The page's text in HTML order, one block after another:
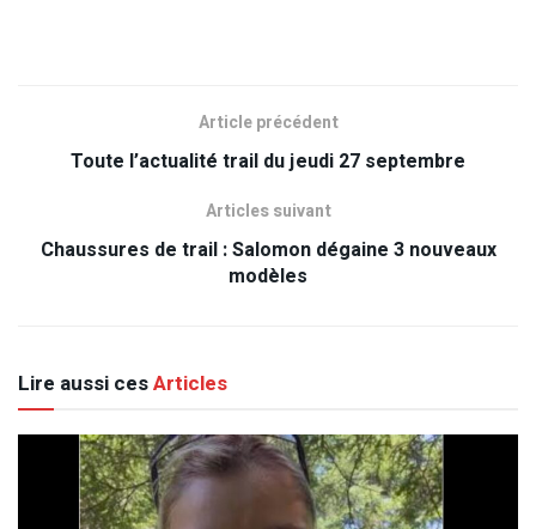
Article précédent
Toute l’actualité trail du jeudi 27 septembre
Articles suivant
Chaussures de trail : Salomon dégaine 3 nouveaux
modèles
Lire aussi cesArticles